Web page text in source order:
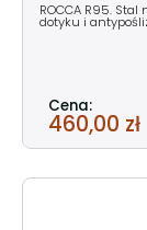
ROCCA R95.
dotyku i
Cena:
460,00 zł